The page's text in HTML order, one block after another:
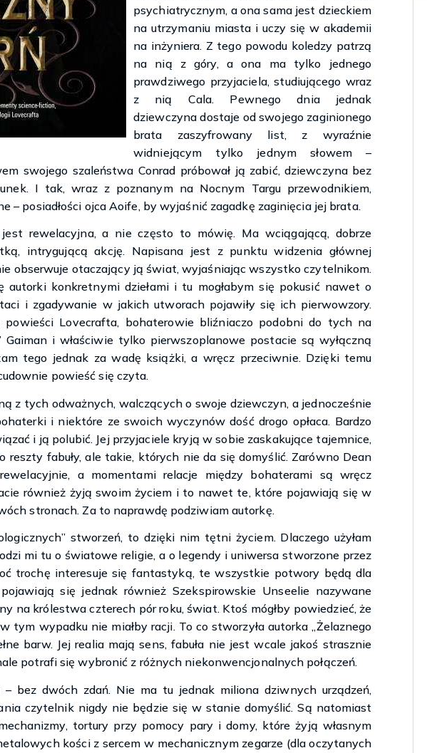
psychiatrycznym, a ona sama jest dzieckiem
na utrzymaniu miasta i uczy się w akademii
na inżyniera. Z tego powodu koledzy patrzą
na nią z góry, a ona ma tylko jednego
prawdziwego przyjaciela, studiującego wraz
z nią Cala. Pewnego dnia jednak
dziewczyna dostaje od swojego zaginionego
brata zaszyfrowany list, z wyraźnie
widniejącym tylko jednym słowem –
swojego szaleństwa Conrad próbował ją zabić, dziewczyna bez
I tak, wraz z poznanym na Nocnym Targu przewodnikiem,
– posiadłości ojca Aoife, by wyjaśnić zagadkę zaginięcia jej brata.
rewelacyjna, a nie często to mówię. Ma wciągającą, dobrze
intrygującą akcję. Napisana jest z punktu widzenia głównej
obserwuje otaczający ją świat, wyjaśniając wszystko czytelnikom.
konkretnymi dziełami i tu mogłabym się pokusić nawet o
i zgadywanie w jakich utworach pojawiły się ich pierwowzory.
powieści Lovecrafta, bohaterowie bliźniaczo podobni do tych na
Gaiman i właściwie tylko pierwszoplanowe postacie są wyłączną
tego jednak za wadę książki, a wręcz przeciwnie. Dzięki temu
powieść się czyta.
z tych odważnych, walczących o swoje dziewczyn, a jednocześnie
i niektóre ze swoich wyczynów dość drogo opłaca. Bardzo
i ją polubić. Jej przyjaciele kryją w sobie zaskakujące tajemnice,
reszty fabuły, ale takie, których nie da się domyślić. Zarówno Dean
a momentami relacje między bohaterami są wręcz
również żyją swoim życiem i to nawet te, które pojawiają się w
stronach. Za to naprawdę podziwiam autorkę.
stworzeń, to dzięki nim tętni życiem. Dlaczego użyłam
mi tu o światowe religie, a o legendy i uniwersa stworzone przez
trochę interesuje się fantastyką, te wszystkie potwory będą dla
się jednak również Szekspirowskie Unseelie nazywane
na królestwa czterech pór roku, świat. Ktoś mógłby powiedzieć, że
tym wypadku nie miałby racji. To co stworzyła autorka „Żelaznego
barw. Jej realia mają sens, fabuła nie jest wcale jakoś strasznie
potrafi się wybronić z różnych niekonwencjonalnych połączeń.
bez dwóch zdań. Nie ma tu jednak miliona dziwnych urządzeń,
czytelnik nigdy nie będzie się w stanie domyślić. Są natomiast
tortury przy pomocy pary i domy, które żyją własnym
kości z sercem w mechanicznym zegarze (dla oczytanych